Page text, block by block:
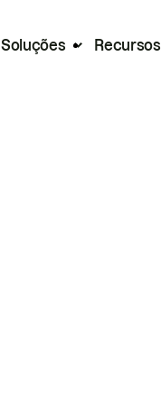
Soluções Recursos